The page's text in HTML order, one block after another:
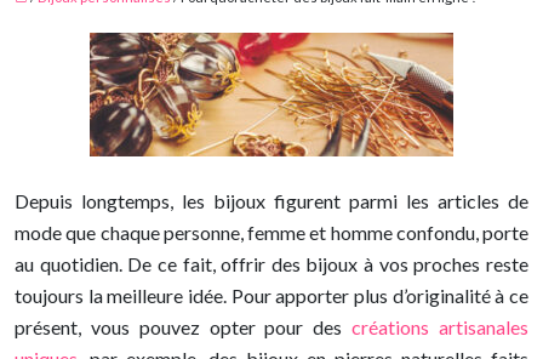
Depuis longtemps, les bijoux figurent parmi les articles de
mode que chaque personne, femme et homme confondu, porte
au quotidien. De ce fait, offrir des bijoux à vos proches reste
toujours la meilleure idée. Pour apporter plus d’originalité à ce
présent, vous pouvez opter pour descréations artisanales